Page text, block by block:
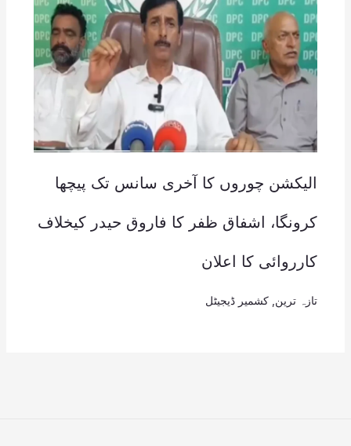
الیکشن چوروں کا آخری سانس تک پیچھا
کرونگا، اشفاق ظفر کا فاروق حیدر کیخلاف
کارروائی کا اعلان
تازہ ترین کشمیر ڈیجیٹل